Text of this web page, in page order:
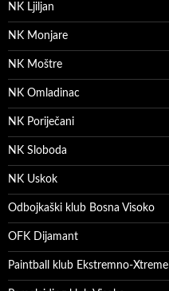
NK Ljiljan
NK Monjare
NK Moštre
NK Omladinac
NK Poriječani
NK Sloboda
NK Uskok
Odbojkaški klub Bosna Visoko
OFK Dijamant
Paintball klub Ekstremno-Xtreme